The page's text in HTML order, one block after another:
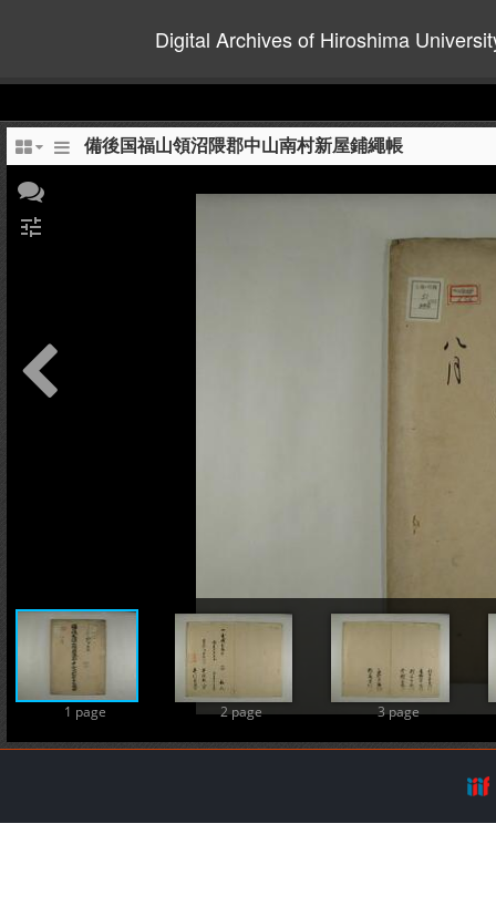
Digital Archives of Hiroshima
備後国福山領沼隈郡中山南村新屋鋪繩帳
1 page 2 page 3 page
tune